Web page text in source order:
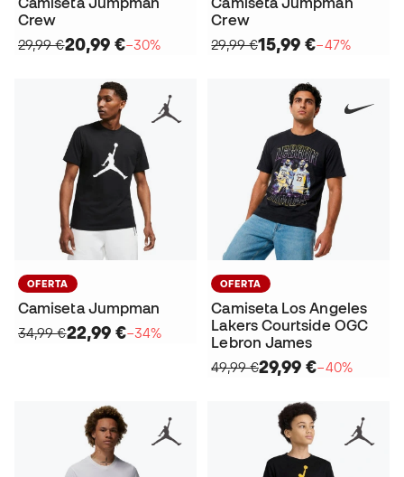
Crew
29,99 €20,99 €−30%
Crew
29,99 €15,99 €−47%
OFERTA
Camiseta Jumpman
34,99 €22,99 €−34%
OFERTA
Camiseta Los Angeles
Lakers Courtside OGC
Lebron James
49,99 €29,99 €−40%